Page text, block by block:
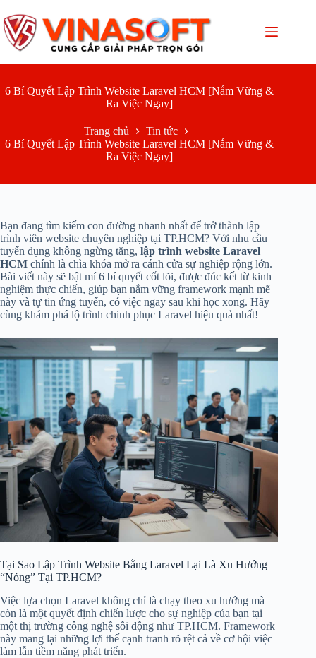
đến
phần
nội
6 Bí Quyết Lập Trình Website Laravel HCM [Nắm Vững &
Ra Việc Ngay]
Trang chủ
Tin tức
6 Bí Quyết Lập Trình Website Laravel HCM [Nắm Vững &
Ra Việc Ngay]
Bạn đang tìm kiếm con đường nhanh nhất để trở thành lập
trình viên website chuyên nghiệp tại TP.HCM? Với nhu cầu
tuyển dụng không ngừng tăng, lập trình website Laravel
HCM chính là chìa khóa mở ra cánh cửa sự nghiệp rộng lớn.
Bài viết này sẽ bật mí 6 bí quyết cốt lõi, được đúc kết từ kinh
nghiệm thực chiến, giúp bạn nắm vững framework mạnh mẽ
này và tự tin ứng tuyển, có việc ngay sau khi học xong. Hãy
cùng khám phá lộ trình chinh phục Laravel hiệu quả nhất!
Tại Sao Lập Trình Website Bằng Laravel Lại Là Xu Hướng
“Nóng” Tại TP.HCM?
Việc lựa chọn Laravel không chỉ là chạy theo xu hướng mà
còn là một quyết định chiến lược cho sự nghiệp của bạn tại
một thị trường công nghệ sôi động như TP.HCM. Framework
này mang lại những lợi thế cạnh tranh rõ rệt cả về cơ hội việc
làm lẫn tiềm năng phát triển.